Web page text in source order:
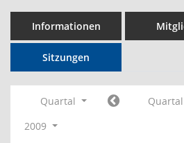
Informationen
Sitzungen
Quartal
Quartal
2009